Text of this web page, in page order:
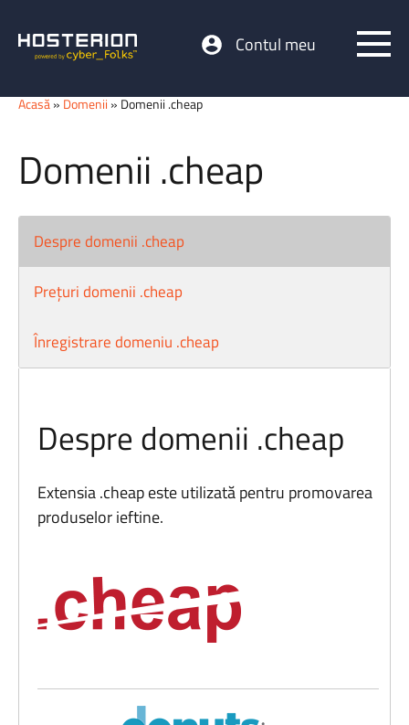
Contul meu
Acasă» Domenii » Domenii .cheap
Domenii .cheap
Despre domenii .cheap
Prețuri domenii .cheap
Înregistrare domeniu .cheap
Despre domenii .cheap
Extensia .cheap este utilizată pentru promovarea
produselor ieftine.